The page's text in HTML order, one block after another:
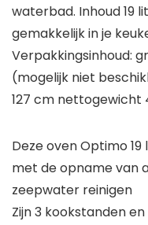
waterbad. Inhoud 19
gemakkelijk in je
Verpakkingsinhoud:
(mogelijk niet
127 cm nettogewicht
Deze oven Optimo
met de opname van
zeepwater reinigen
Zijn 3 kookstanden